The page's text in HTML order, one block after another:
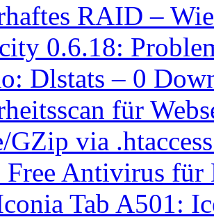
RAID –
0.6.18:
Dlstats – 0
für
GZip via
Free Antivirus
Tab A501: